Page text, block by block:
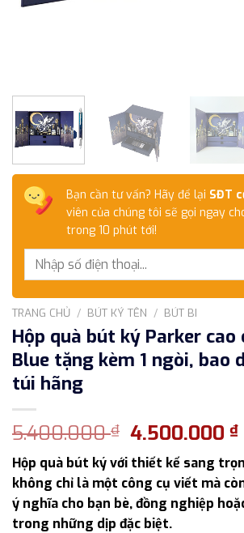
Bạn cần tư vấn? Hãy để lại SĐT
viên của chúng tôi sẽ gọi ngay
trong 10 phút tới!
TRANG CHỦ / BÚT KÝ TÊN / BÚT BI
Hộp quà bút ký Parker cao
Blue tặng kèm 1 ngòi, bao
túi hãng
5.400.000₫ Giá
gốc
là:
5.400.000
4.500.000₫
Hộp quà bút ký với thiết kế sang
không chỉ là một công cụ viết mà
ý nghĩa cho bạn bè, đồng nghiệp
trong những dịp đặc biệt.